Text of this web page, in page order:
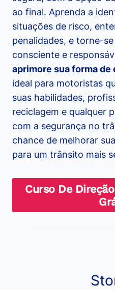
ao final. Aprenda a
situações de risco,
penalidades, e torne-
consciente e
aprimore sua forma de
ideal para motoristas
suas habilidades,
reciclagem e qualquer
com a segurança no
chance de melhorar
para um trânsito mais
Curso De